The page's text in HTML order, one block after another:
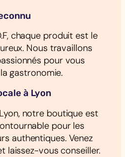
chaque produit est le
Nous travaillons
pour vous
gastronomie.
à Lyon
notre boutique est
pour les
authentiques. Venez
laissez-vous conseiller.